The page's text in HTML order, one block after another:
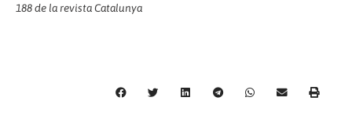
188 de la revista Catalunya